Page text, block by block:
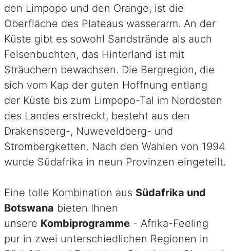
den Limpopo und den Orange, ist die
Oberfläche des Plateaus wasserarm. An der
Küste gibt es sowohl Sandstrände als auch
Felsenbuchten, das Hinterland ist mit
Sträuchern bewachsen. Die Bergregion, die
sich vom Kap der guten Hoffnung entlang
der Küste bis zum Limpopo-Tal im Nordosten
des Landes erstreckt, besteht aus den
Drakensberg-, Nuweveldberg- und
Strombergketten. Nach den Wahlen von 1994
wurde Südafrika in neun Provinzen eingeteilt.
Eine tolle Kombination aus Südafrika und
Botswana bieten Ihnen
unsere Kombiprogramme - Afrika-Feeling
pur in zwei unterschiedlichen Regionen in